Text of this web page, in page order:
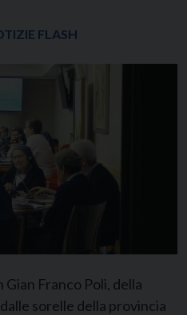
FLASH
Franco Poli, della
sorelle della provincia